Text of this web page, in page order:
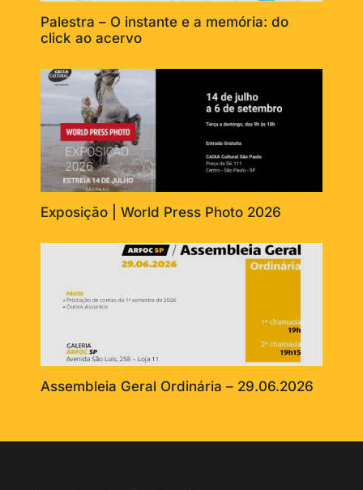
Palestra – O instante e a memória: do
click ao acervo
Exposição | World Press Photo 2026
Assembleia Geral Ordinária – 29.06.2026